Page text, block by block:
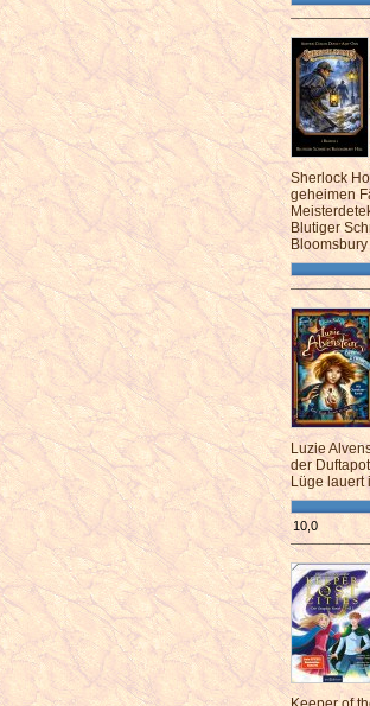
Sherlock
geheimen
Blutiger
Bloomsbury
Luzie
der
Lüge lauert
10,0